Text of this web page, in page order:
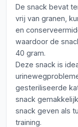
De snack bevat
vrij van granen,
en
waardoor de
40 gram.
Deze snack is
gesteriliseerde
snack
snack geven als
training.